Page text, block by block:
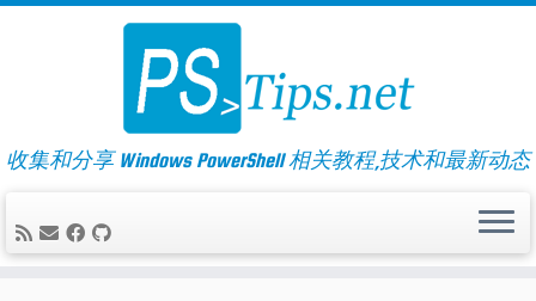
Skip
收集和分享 Windows PowerShell 相关教程,技术和最新动态